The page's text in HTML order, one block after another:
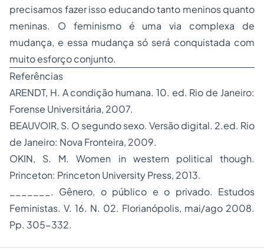
precisamos fazer isso educando tanto meninos quanto
meninas. O feminismo é uma via complexa de
mudança, e essa mudança só será conquistada com
muito esforço conjunto.
Referências
ARENDT, H. A condição humana. 10. ed. Rio de Janeiro:
Forense Universitária, 2007.
BEAUVOIR, S. O segundo sexo. Versão digital. 2.ed. Rio
de Janeiro: Nova Fronteira, 2009.
OKIN, S. M. Women in western political though.
Princeton: Princeton University Press, 2013.
_______. Gênero, o público e o privado. Estudos
Feministas. V. 16. N. 02. Florianópolis, mai/ago 2008.
Pp. 305-332.